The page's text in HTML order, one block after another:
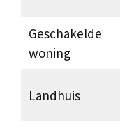
Geschakelde
woning
Landhuis